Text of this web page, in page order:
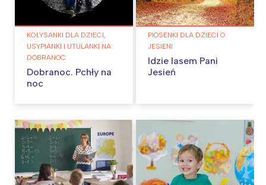
KOŁYSANKI DLA DZIECI,
USYPIANKI I UTULANKI NA
DOBRANOC
Dobranoc. Pchły na
noc
PIOSENKI DLA DZIECI O
JESIENI
Idzie lasem Pani
Jesień